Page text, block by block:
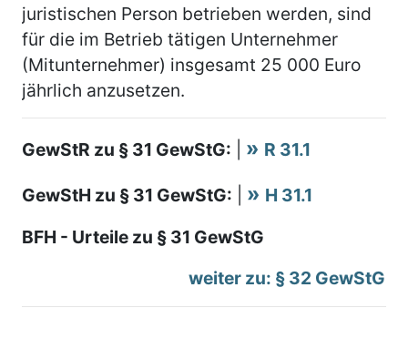
juristischen Person betrieben werden, sind
für die im Betrieb tätigen Unternehmer
(Mitunternehmer) insgesamt 25 000 Euro
jährlich anzusetzen.
GewStR zu § 31 GewStG: R 31.1
GewStH zu § 31 GewStG:
H 31.1
BFH - Urteile zu § 31 GewStG
weiter zu: § 32 GewStG